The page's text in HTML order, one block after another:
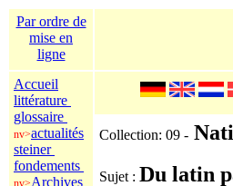
Par ordre de
mise en
ligne
Accueil
littérature
glossaire
nv>actualités
steiner
fondements
nv>Archives
Collection: 09 -
Sujet : Du latin